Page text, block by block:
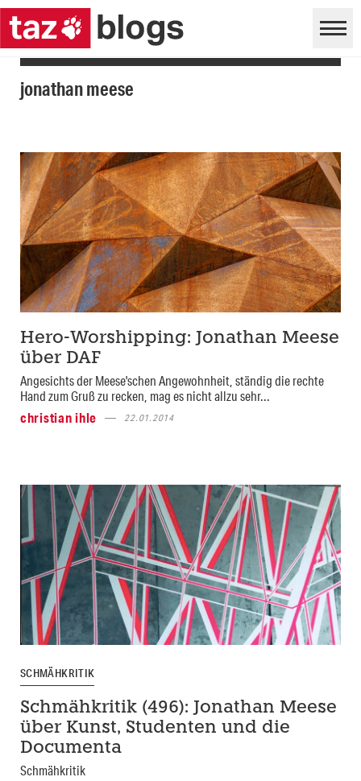
jonathan meese
Hero-Worshipping: Jonathan Meese
über DAF
Angesichts der Meese'schen Angewohnheit, ständig die rechte
Hand zum Gruß zu recken, mag es nicht allzu sehr...
christian ihle
22.01.2014
SCHMÄHKRITIK
Schmähkritik (496): Jonathan Meese
über Kunst, Studenten und die
Documenta
Schmähkritik